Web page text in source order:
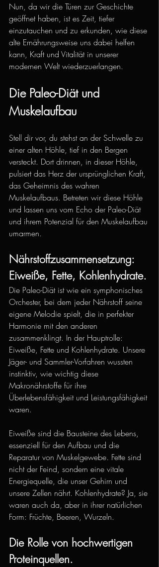
Nun, da wir die Türen zur Geschichte
geöffnet haben, ist es Zeit, tiefer
einzutauchen und zu erkunden, wie diese
alte Ernährungsweise uns dabei helfen
kann, Kraft und Vitalität in unserer
modernen Welt wiederzuerlangen.
Die Paleo-Diät und
Muskelaufbau
Stell dir vor, du stehst an der Schwelle zu
einer alten Höhle, tief in den Bergen
versteckt. Dort drinnen, in dieser Höhle,
pulsiert das Herz der ursprünglichen Kraft,
das Geheimnis des wahren
Muskelaufbaus. Betreten wir diese Höhle
und lassen uns vom Echo der Paleo-Diät
und ihrem Potenzial für den Muskelaufbau
umarmen.
Nährstoffzusammensetzung:
Eiweiße, Fette, Kohlenhydrate.
Die Paleo-Diät ist wie ein symphonisches
Orchester, bei dem jeder Nährstoff seine
eigene Melodie spielt, die in perfekter
Harmonie mit den anderen
zusammenklingt. In der Hauptrolle:
Eiweiße, Fette und Kohlenhydrate. Unsere
Jäger- und Sammler-Vorfahren wussten
instinktiv, wie wichtig diese
Makronährstoffe für ihre
Überlebensfähigkeit und Leistungsfähigkeit
waren.
Eiweiße sind die Bausteine des Lebens,
essenziell für den Aufbau und die
Reparatur von Muskelgewebe. Fette sind
nicht der Feind, sondern eine vitale
Energiequelle, die unser Gehirn und
unsere Zellen nährt. Kohlenhydrate? Ja, sie
waren auch da, aber in ihrer natürlichen
Form: Früchte, Beeren, Wurzeln.
Die Rolle von hochwertigen
Proteinquellen.